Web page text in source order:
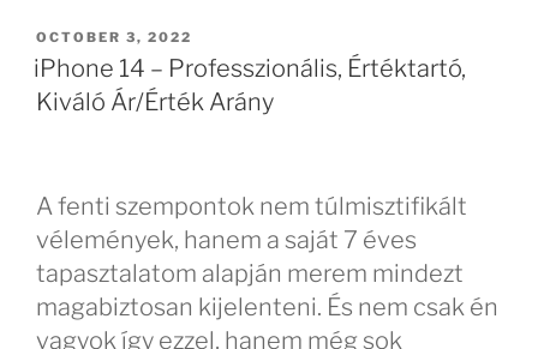
POSTED
ON
OCTOBER 3, 2022
iPhone 14 – Professzionális, Értéktartó,
Kiváló Ár/Érték Arány
A fenti szempontok nem túlmisztifikált
vélemények, hanem a saját 7 éves
tapasztalatom alapján merem mindezt
magabiztosan kijelenteni. És nem csak én
vagyok így ezzel, hanem még sok